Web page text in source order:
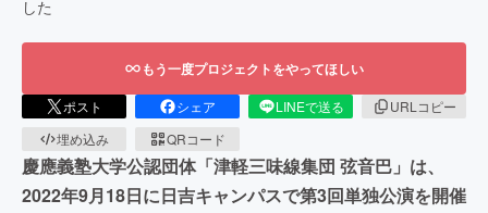
した
もう一度プロジェクトをやってほしい
ポスト シェア LINEで送る
URLコピー
埋め込み
QRコード
慶應義塾大学公認団体「津軽三味線集団 弦音巴」は、
2022年9月18日に日吉キャンパスで第3回単独公演を開催